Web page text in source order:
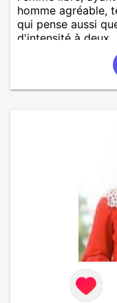
homme agréable,
qui pense aussi
d'intensité à deux.